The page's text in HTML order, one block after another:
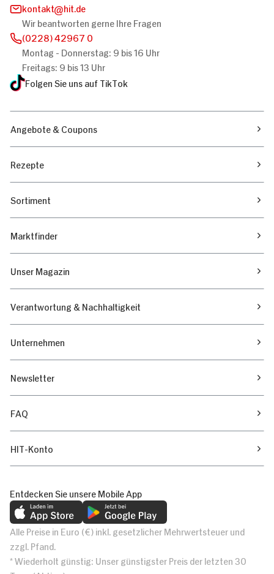
kontakt
hit.de
Wir beantworten gerne Ihre Fragen
(0228) 42967 0
Montag - Donnerstag: 9 bis 16 Uhr
Freitags: 9 bis 13 Uhr
Folgen Sie uns auf TikTok
Angebote & Coupons
Rezepte
Sortiment
Marktfinder
Unser Magazin
Verantwortung & Nachhaltigkeit
Unternehmen
Newsletter
FAQ
HIT-Konto
Entdecken Sie unsere Mobile App
Alle Preise in Euro (€) inkl. gesetzlicher Mehrwertsteuer und
zzgl. Pfand.
* Wiederholt günstig: Unser günstigster Preis der letzten 30